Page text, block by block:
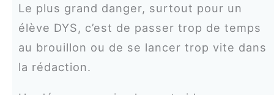
Le plus grand danger, surtout pour un
élève DYS, c’est de passer trop de temps
au brouillon ou de se lancer trop vite dans
la rédaction.